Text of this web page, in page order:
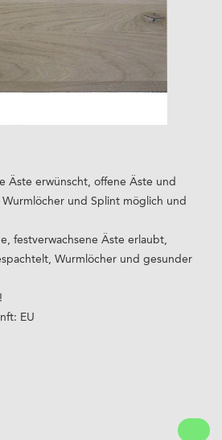
Äste erwünscht, offene Äste und
Wurmlöcher und Splint möglich und
festverwachsene Äste erlaubt,
Wurmlöcher und gesunder
EU